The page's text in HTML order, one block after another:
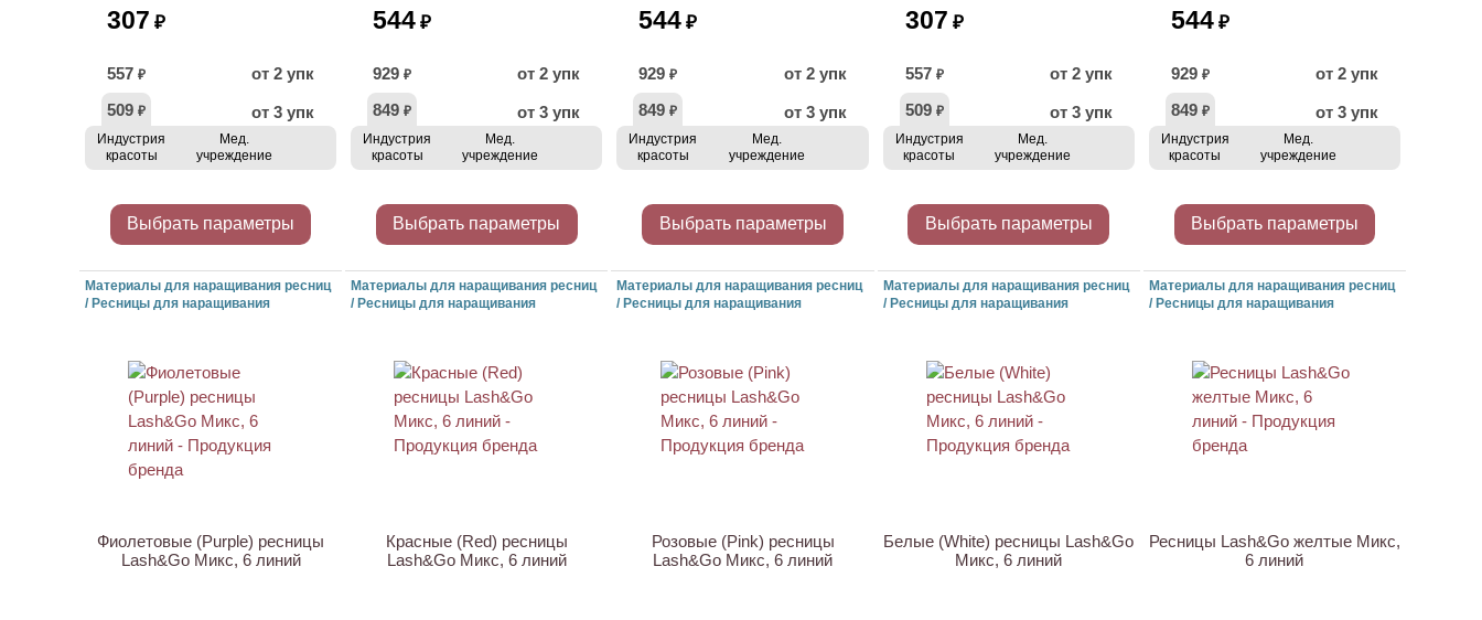
307 ₽
557 ₽
от 2 упк
509 ₽ от 3 упк
Индустрия
красоты
Мед.
учреждение
Выбрать параметры
544 ₽
929₽
от 2 упк
849₽ от 3 упк
Индустрия
красоты
Мед.
учреждение
Выбрать параметры
544 ₽
929₽
от 2 упк
849₽ от 3 упк
Индустрия
красоты
Мед.
учреждение
Выбрать параметры
307 ₽
557 ₽
от 2 упк
509 ₽ от 3 упк
Индустрия
красоты
Мед.
учреждение
Выбрать параметры
544 ₽
929 ₽
от 2 упк
849 ₽ от 3 упк
Индустрия
красоты
Мед.
учреждение
Выбрать параметры
Материалы для наращивания ресниц
/ Ресницы для наращивания
Фиолетовые (Purple) ресницы
Lash&Go Микс, 6 линий
Материалы для наращивания ресниц
/ Ресницы для наращивания
Красные (Red) ресницы
Lash&Go Микс, 6 линий
Материалы для наращивания ресниц
/ Ресницы для наращивания
Розовые (Pink) ресницы
Lash&Go Микс, 6 линий
Материалы для наращивания ресниц
/ Ресницы для наращивания
Белые (White) ресницы Lash&Go
Микс, 6 линий
Материалы для наращивания ресниц
/ Ресницы для наращивания
Ресницы Lash&Go желтые Микс,
6 линий